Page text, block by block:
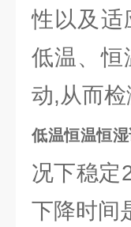
性以及适
低温、恒
动,从而
低温恒温恒
况下稳定
下降时间